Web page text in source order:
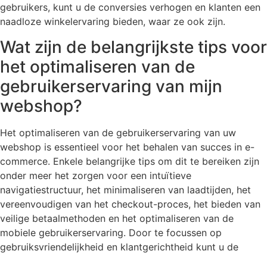
gebruikers, kunt u de conversies verhogen en klanten een
naadloze winkelervaring bieden, waar ze ook zijn.
Wat zijn de belangrijkste tips voor
het optimaliseren van de
gebruikerservaring van mijn
webshop?
Het optimaliseren van de gebruikerservaring van uw
webshop is essentieel voor het behalen van succes in e-
commerce. Enkele belangrijke tips om dit te bereiken zijn
onder meer het zorgen voor een intuïtieve
navigatiestructuur, het minimaliseren van laadtijden, het
vereenvoudigen van het checkout-proces, het bieden van
veilige betaalmethoden en het optimaliseren van de
mobiele gebruikerservaring. Door te focussen op
gebruiksvriendelijkheid en klantgerichtheid kunt u de